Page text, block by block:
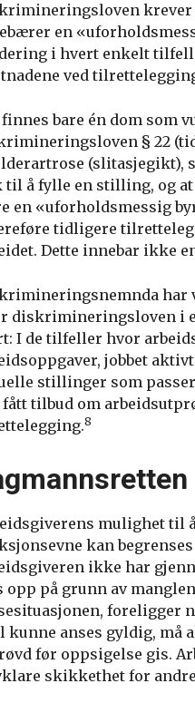
en
i hvert enkelt
ved
finnes bare én dom som
§ 22
(slitasjegikt),
til å fylle en stilling, og
en «uforholdsmessig
tidligere
Dette innebar ikke
har
diskrimineringsloven i
I de tilfeller hvor
jobbet
stillinger som
tilbud om
8
mulighet til
kan
ikke har
opp på grunn av
foreligger
kunne anses gyldig,
før oppsigelse gis.
skikkethet for